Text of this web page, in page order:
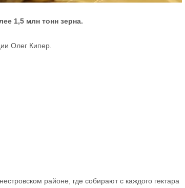
1,5 млн тонн зерна.
Олег Кипер.
районе, где собирают с каждого гектара